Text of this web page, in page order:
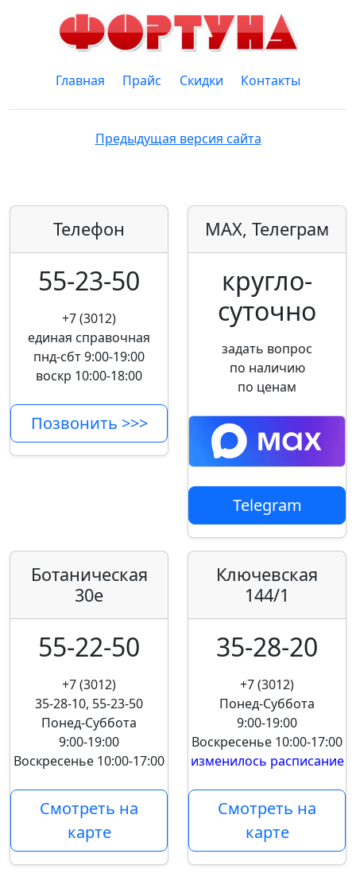
Главная Прайс Скидки Контакты
Предыдущая версия сайта
Телефон
55-23-50
+7 (3012)
единая справочная
пнд-сбт 9:00-19:00
воскр 10:00-18:00
Позвонить >>>
MAX, Телеграм
кругло­
суточно
задать вопрос
по наличию
по ценам
Telegram
Ботаническая
30е
55-22-50
+7 (3012)
35-28-10, 55-23-50
Понед-Суббота
9:00-19:00
Воскресенье 10:00-17:00
Смотреть на
карте
Ключевская
144/1
35-28-20
+7 (3012)
Понед-Суббота
9:00-19:00
Воскресенье 10:00-17:00
изменилось расписание
Смотреть на
карте